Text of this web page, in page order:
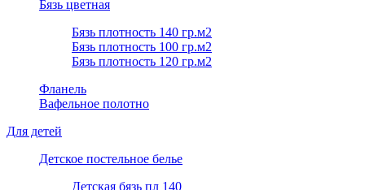
Бязь цветная
Бязь плотность 140 гр.м2
Бязь плотность 100 гр.м2
Бязь плотность 120 гр.м2
Фланель
Вафельное полотно
Для детей
Детское постельное белье
Детская бязь пл 140